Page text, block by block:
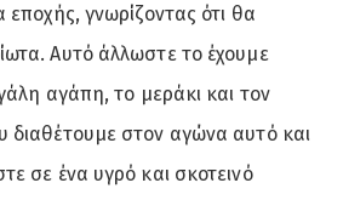
εποχής, γνωρίζοντας ότι θα
Αυτό άλλωστε το έχουμε
αγάπη, το μεράκι και τον
διαθέτουμε στον αγώνα αυτό και
σε ένα υγρό και σκοτεινό